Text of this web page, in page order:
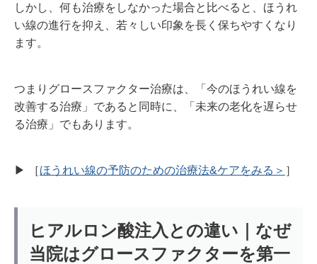
しかし、何も治療をしなかった場合と比べると、ほうれ
い線の進行を抑え、若々しい印象を長く保ちやすくなり
ます。
つまりグロースファクター治療は、「今のほうれい線を
改善する治療」であると同時に、「未来の老化を遅らせ
る治療」でもあります。
▶︎ ［ほうれい線の予防のための治療法&ケアをみる＞ ］
ヒアルロン酸注入との違い｜なぜ
当院はグロースファクターを第一